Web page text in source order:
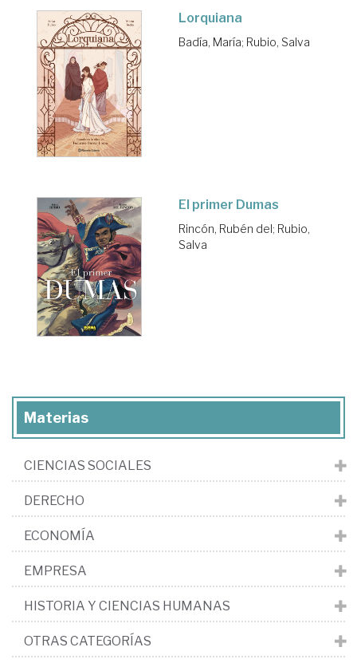
Lorquiana
Badía, María; Rubio, Salva
El primer Dumas
Rincón, Rubén del; Rubio,
Salva
Materias
CIENCIAS SOCIALES
DERECHO
ECONOMÍA
EMPRESA
HISTORIA Y CIENCIAS HUMANAS
OTRAS CATEGORÍAS